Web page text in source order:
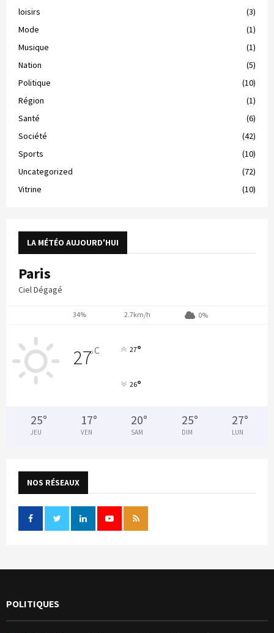
loisirs
(3)
Mode
(1)
Musique
(1)
Nation
(5)
Politique
(10)
Région
(1)
Santé
(6)
Société
(42)
Sports
(10)
Uncategorized
(72)
Vitrine
(10)
LA MÉTÉO AUJOURD'HUI
Paris
Ciel Dégagé
34% 2.7km/h 0%
27°C 27°
26°
25°
JEU
17°
VEN
20°
SAM
25°
DIM
27°
LUN
NOS RÉSEAUX
POLITIQUES